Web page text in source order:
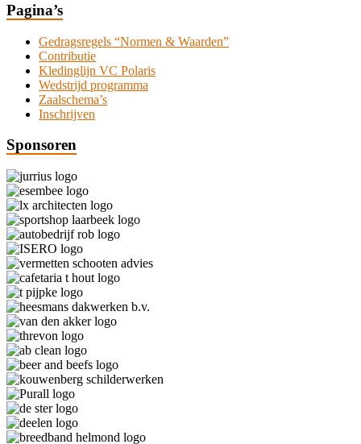
Pagina’s
Gedragsregels “Normen & Waarden”
Contributie
Kledinglijn VC Polaris
Wedstrijd programma
Zaalschema’s
Inschrijven
Sponsoren